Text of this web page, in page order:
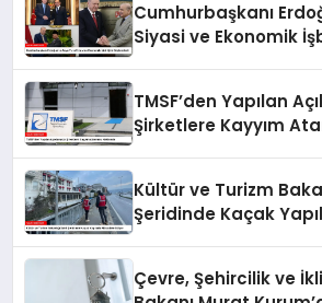
Cumhurbaşkanı
Siyasi ve Ekonomik
TMSF’den Yapılan
Şirketlere Kayyım
Kültür ve Turizm
Şeridinde Kaçak
Çevre, Şehircilik ve